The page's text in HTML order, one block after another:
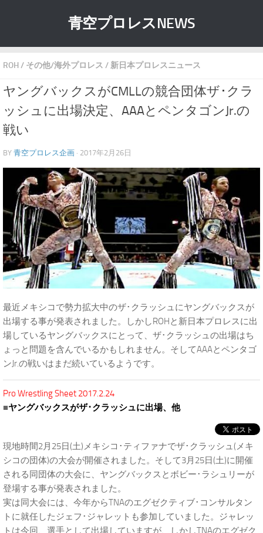
青空プロレスNEWS
ROH/ その他/海外プロレス / 新日本プロレスニュース
ヤングバックスがCMLLの競合団体ザ･クラ
ッシュに出場決定、AAAとペンタゴンJr.の
戦い
BY 青空プロレス企画 · 2017年2月26日
最近メキシコで勢力拡大中のザ･クラッシュにヤングバックスが
出場する事が発表されました。しかしROHと新日本プロレスに出
場しているヤングバックスにとって、ザ･クラッシュの出場はち
ょっと問題を含んでいるかもしれません。そしてAAAとペンタゴ
ンJr.の戦いはまだ続いているようです。
Pro Wrestling Sheet 2017.2.24
■ヤングバックスがザ･クラッシュに出場、他
現地時間2月25日(土)メキシコ･ティファナでザ･クラッシュ(メキ
シコの団体)の大会が開催されました。そして3月25日(土)に開催
される同団体の大会に、ヤングバックスとボビー･ラシュリーが
登場する事が発表されました。
実は同大会には、今年からTNAのエグゼクティブ･コンサルタン
トに就任したジェフ･ジャレットも参加していました。ジャレッ
トは今回、選手として出場していますが、しかしTNAのエグゼク